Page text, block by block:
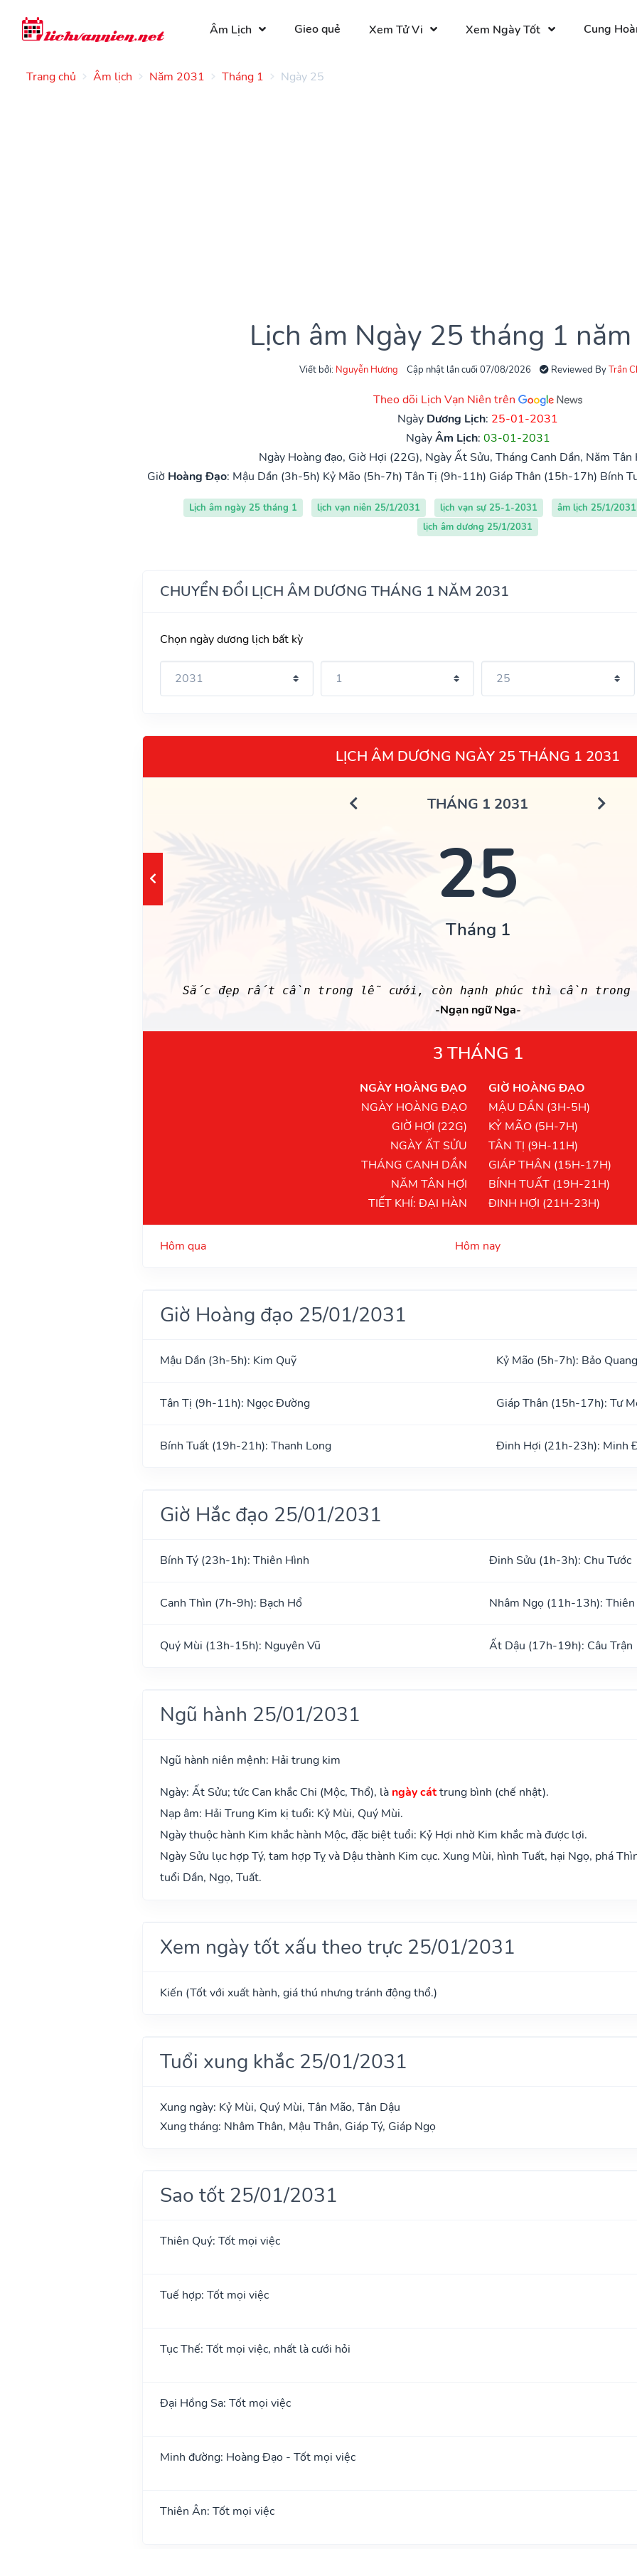
Âm Lịch Gieo quẻ Xem Tử Vi Xem Ngày Tốt Cung
Trang chủ Âm lịch Năm 2031 Tháng 1 Ngày 25
Lịch âm Ngày 25 tháng 1
Viết bởi: Nguyễn Hương Cập nhật lần cuối 07/08/2026 Reviewed ByTrần
Theo dõi Lịch Vạn Niên trên
Ngày Dương Lịch: 25-01-2031
NgàyÂm Lịch: 03-01-2031
Ngày Hoàng đạo, Giờ Hợi (22G), Ngày Ất Sửu, Tháng Canh Dần, Năm Tân
Giờ Hoàng Đạo: Mậu Dần (3h-5h) Kỷ Mão (5h-7h) Tân Tị (9h-11h) Giáp Thân (15h-17h) Bính
Lịch âm ngày 25 tháng 1 lịch vạn niên 25/1/2031 lịch vạn sự 25-1-2031 âm lịch 25/1/2031
lịch âm dương 25/1/2031
CHUYỂN ĐỔI LỊCH ÂM DƯƠNG THÁNG 1 NĂM 2031
Chọn ngày dương lịch bất kỳ
LỊCH ÂM DƯƠNG NGÀY 25 THÁNG 1 2031
THÁNG 1 2031
25
Tháng 1
Sắc đẹp rất cần trong lễ cưới, còn hạnh phúc thì cần
-Ngạn ngữ Nga-
3 THÁNG 1
NGÀY HOÀNG ĐẠO
NGÀY HOÀNG ĐẠO
GIỜ HỢI (22G)
NGÀY ẤT SỬU
THÁNG CANH DẦN
NĂM TÂN HỢI
TIẾT KHÍ: ĐẠI HÀN
GIỜ HOÀNG ĐẠO
MẬU DẦN (3H-5H)
KỶ MÃO (5H-7H)
TÂN TỊ (9H-11H)
GIÁP THÂN (15H-17H)
BÍNH TUẤT (19H-21H)
ĐINH HỢI (21H-23H)
Hôm qua Hôm nay
Giờ Hoàng đạo 25/01/2031
Mậu Dần (3h-5h): Kim Quỹ Kỷ Mão (5h-7h): Bảo Quang
Tân Tị (9h-11h): Ngọc Đường Giáp Thân (15h-17h): Tư
Bính Tuất (19h-21h): Thanh Long Đinh Hợi (21h-23h): Minh
Giờ Hắc đạo 25/01/2031
Bính Tý (23h-1h): Thiên Hình Đinh Sửu (1h-3h): Chu Tước
Canh Thìn (7h-9h): Bạch Hổ Nhâm Ngọ (11h-13h): Thiên
Quý Mùi (13h-15h): Nguyên Vũ Ất Dậu (17h-19h): Câu Trận
Ngũ hành 25/01/2031
Ngũ hành niên mệnh: Hải trung kim
Ngày: Ất Sửu; tức Can khắc Chi (Mộc, Thổ), là ngày cáttrung bình (chế nhật).
Nạp âm: Hải Trung Kim kị tuổi: Kỷ Mùi, Quý Mùi.
Ngày thuộc hành Kim khắc hành Mộc, đặc biệt tuổi: Kỷ Hợi nhờ Kim khắc mà được lợi.
Ngày Sửu lục hợp Tý, tam hợp Tỵ và Dậu thành Kim cục. Xung Mùi, hình Tuất, hại Ngọ, phá
tuổi Dần, Ngọ, Tuất.
Xem ngày tốt xấu theo trực 25/01/2031
Kiến (Tốt với xuất hành, giá thú nhưng tránh động thổ.)
Tuổi xung khắc 25/01/2031
Xung ngày: Kỷ Mùi, Quý Mùi, Tân Mão, Tân Dậu
Xung tháng: Nhâm Thân, Mậu Thân, Giáp Tý, Giáp Ngọ
Sao tốt 25/01/2031
Thiên Quý: Tốt mọi việc
Tuế hợp: Tốt mọi việc
Tục Thế: Tốt mọi việc, nhất là cưới hỏi
Đại Hồng Sa: Tốt mọi việc
Minh đường: Hoàng Đạo - Tốt mọi việc
Thiên Ân: Tốt mọi việc